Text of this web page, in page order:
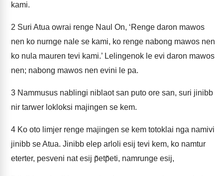
kami.
2 Suri Atua owrai renge Naul On, ‘Renge daron mawos
nen ko nurnge nale se kami, ko renge nabong mawos nen
ko nula mauren tevi kami.’ Lelingenok le evi daron mawos
nen; nabong mawos nen evini le pa.
3 Nammusus nablingi niblaot san puto ore san, suri jinibb
nir tarwer lokloksi majingen se kem.
4 Ko oto limjer renge majingen se kem totoklai nga namivi
jinibb se Atua. Jinibb elep arloli esij tevi kem, ko namtur
eterter, pesveni nat esij p̃etp̃eti, namrunge esij,